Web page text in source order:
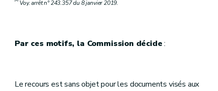
Voy. arrêt n° 243.357 du 8 janvier 2019.
Par ces motifs, la Commission décide:
Le recours est sans objet pour les documents visés aux